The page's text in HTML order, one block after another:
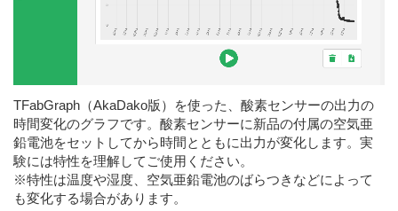
TFabGraph（AkaDako版）を使った、酸素センサーの出力の
時間変化のグラフです。酸素センサーに新品の付属の空気亜
鉛電池をセットしてから時間とともに出力が変化します。実
験には特性を理解してご使用ください。
※特性は温度や湿度、空気亜鉛電池のばらつきなどによって
も変化する場合があります。